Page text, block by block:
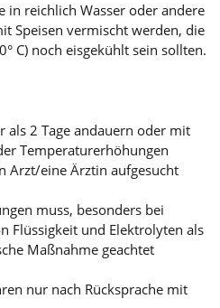
in reichlich Wasser oder andere
Speisen vermischt werden, die
C) noch eisgekühlt sein sollten.
als 2 Tage andauern oder mit
Temperaturerhöhungen
Arzt/eine Ärztin aufgesucht
muss, besonders bei
Flüssigkeit und Elektrolyten als
Maßnahme geachtet
nur nach Rücksprache mit